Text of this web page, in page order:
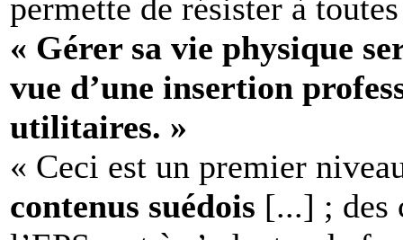
permette de résister à
« Gérer sa vie physique
vue d’une insertion
utilitaires. »
« Ceci est un premier
contenus suédois [...] ; des